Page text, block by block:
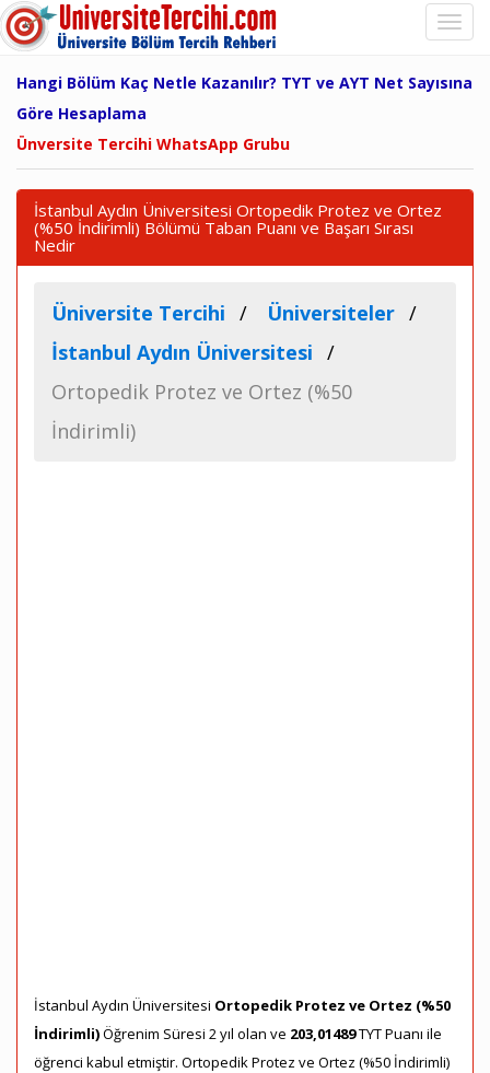
Hangi Bölüm Kaç Netle Kazanılır? TYT ve AYT Net Sayısına
Göre Hesaplama
Ünversite Tercihi WhatsApp Grubu
İstanbul Aydın Üniversitesi Ortopedik Protez ve Ortez
(%50 İndirimli) Bölümü Taban Puanı ve Başarı Sırası
Nedir
Üniversite Tercihi
Üniversiteler
İstanbul Aydın Üniversitesi
Ortopedik Protez ve Ortez (%50
İndirimli)
İstanbul Aydın Üniversitesi Ortopedik Protez ve Ortez (%50
İndirimli)Öğrenim Süresi 2 yıl olan ve 203,01489TYT Puanı ile
öğrenci kabul etmiştir. Ortopedik Protez ve Ortez (%50 İndirimli)